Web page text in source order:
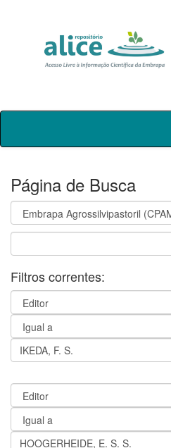
Skip
Página de Busca
Filtros correntes: